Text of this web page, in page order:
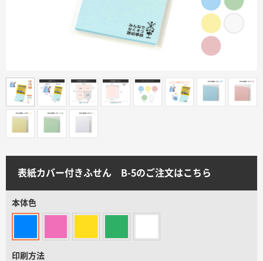
目的・シーンから探す
印刷色から探す
ご注文の流れ
お見積書の作成方法
表紙カバー付きふせん B-5のご注文はこちら
本体色
印刷方法